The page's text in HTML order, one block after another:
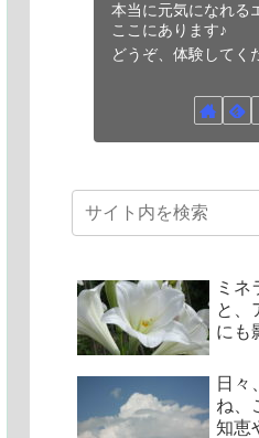
本当に元気になれる
ここにあります♪
どうぞ、体験してく
ミネ
と、
にも
日々
ね、
知恵